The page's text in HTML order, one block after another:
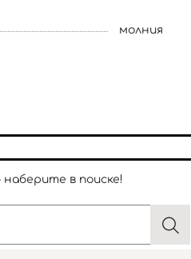
молния
в поиске!